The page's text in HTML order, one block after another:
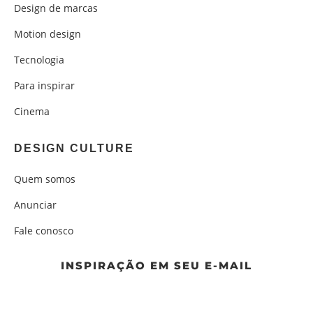
Design de marcas
Motion design
Tecnologia
Para inspirar
Cinema
DESIGN CULTURE
Quem somos
Anunciar
Fale conosco
INSPIRAÇÃO EM SEU E-MAIL